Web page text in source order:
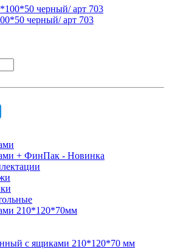
черный/ арт 703
+ ФинПак - Новинка
210*120*70мм
с ящиками 210*120*70 мм